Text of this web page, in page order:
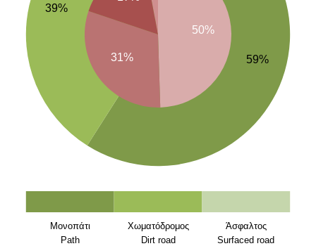
59%
39%
Μονοπάτι Χωματόδρομος
Άσφαλτος
Path
Dirt road Surfaced road
50%
31%